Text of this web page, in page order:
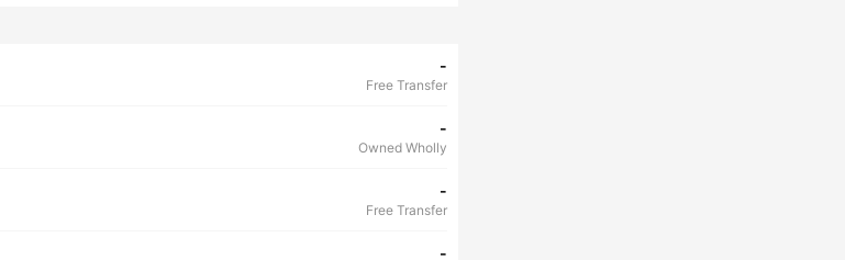
-
Free Transfer
-
Owned Wholly
-
Free Transfer
-